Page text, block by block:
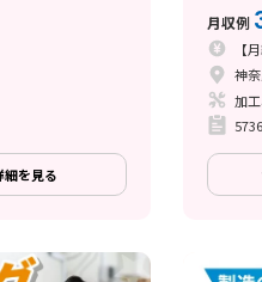
細を見る
月収例
【
神
加